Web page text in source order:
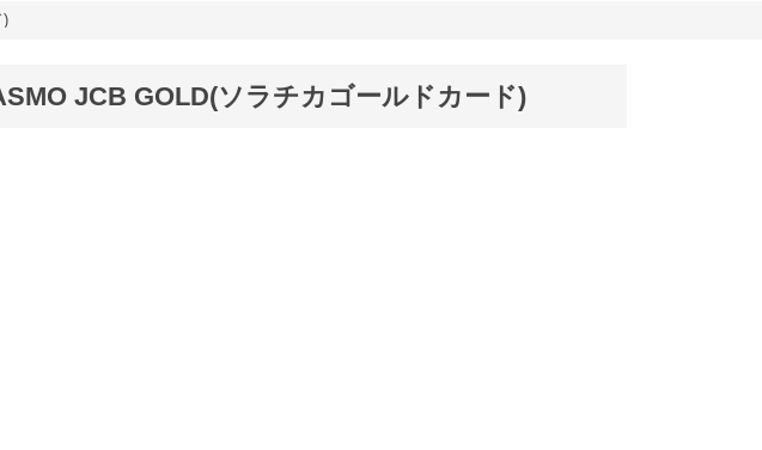
)
JCB GOLD(ソラチカゴールドカード)